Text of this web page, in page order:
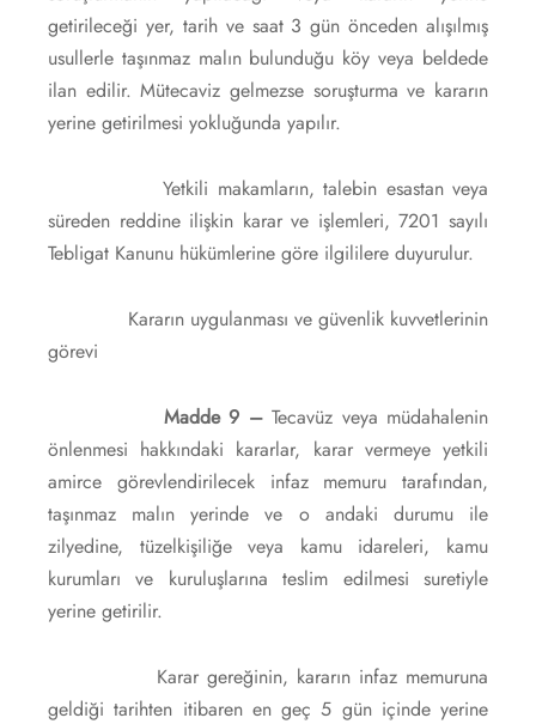
getirileceği yer, tarih ve saat 3 gün önceden alışılmış
usullerle taşınmaz malın bulunduğu köy veya beldede
ilan edilir. Mütecaviz gelmezse soruşturma ve kararın
yerine getirilmesi yokluğunda yapılır.
Yetkili makamların, talebin esastan veya
süreden reddine ilişkin karar ve işlemleri, 7201 sayılı
Tebligat Kanunu hükümlerine göre ilgililere duyurulur.
Kararın uygulanması ve güvenlik kuvvetlerinin
görevi
Madde 9 –Tecavüz veya müdahalenin
önlenmesi hakkındaki kararlar, karar vermeye yetkili
amirce görevlendirilecek infaz memuru tarafından,
taşınmaz malın yerinde ve o andaki durumu ile
zilyedine, tüzelkişiliğe veya kamu idareleri, kamu
kurumları ve kuruluşlarına teslim edilmesi suretiyle
yerine getirilir.
Karar gereğinin, kararın infaz memuruna
geldiği tarihten itibaren en geç 5 gün içinde yerine